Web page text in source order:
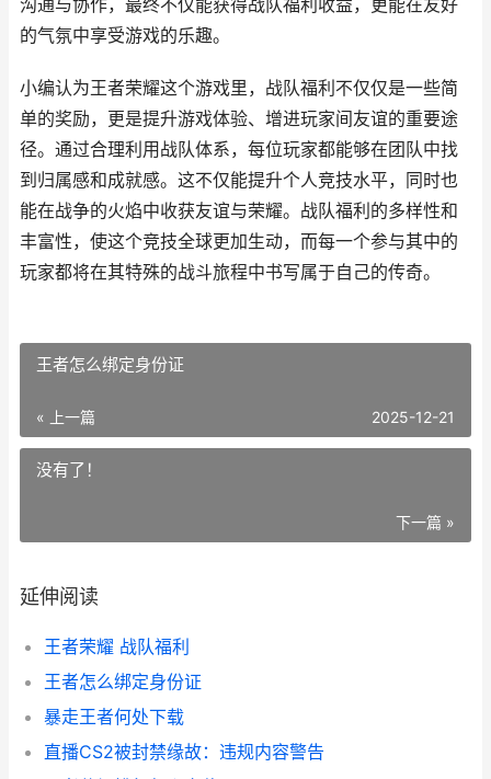
沟通与协作，最终不仅能获得战队福利收益，更能在友好
的气氛中享受游戏的乐趣。
小编认为王者荣耀这个游戏里，战队福利不仅仅是一些简
单的奖励，更是提升游戏体验、增进玩家间友谊的重要途
径。通过合理利用战队体系，每位玩家都能够在团队中找
到归属感和成就感。这不仅能提升个人竞技水平，同时也
能在战争的火焰中收获友谊与荣耀。战队福利的多样性和
丰富性，使这个竞技全球更加生动，而每一个参与其中的
玩家都将在其特殊的战斗旅程中书写属于自己的传奇。
王者怎么绑定身份证
« 上一篇 2025-12-21
没有了！
下一篇 »
延伸阅读
王者荣耀 战队福利
王者怎么绑定身份证
暴走王者何处下载
直播CS2被封禁缘故：违规内容警告